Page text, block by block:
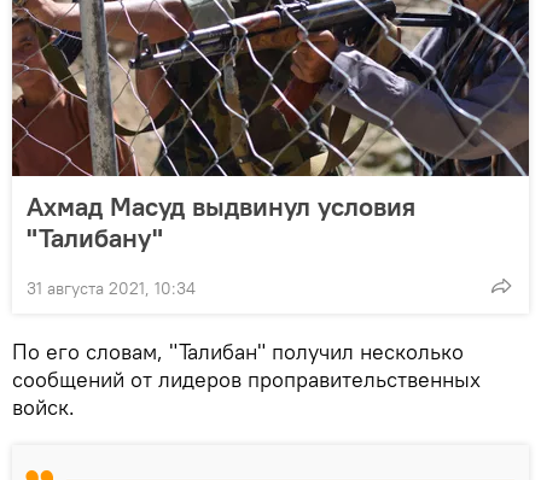
Ахмад Масуд выдвинул условия
"Талибану"
31 августа 2021, 10:34
По его словам, "Талибан" получил несколько
сообщений от лидеров проправительственных
войск.